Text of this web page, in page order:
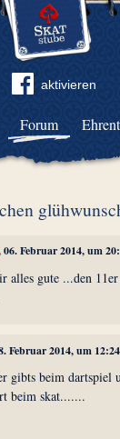
aktivieren
Forum
06. Februar 2014, um
alles gute ...den
Februar 2014, um 12:24
gibts beim dartspiel
beim skat.......